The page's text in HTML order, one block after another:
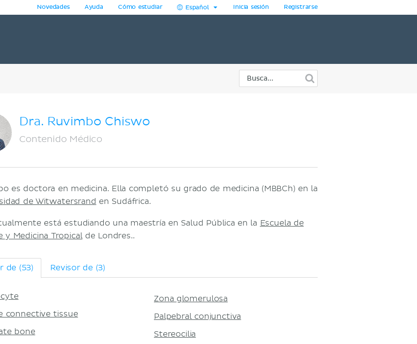
Novedades Ayuda Cómo estudiar Español Inicia sesión Registrarse
Dra. Ruvimbo Chiswo
Contenido Médico
es doctora en medicina. Ella completó su grado de medicina (MBBCh) en la
de Witwatersrand en Sudáfrica.
está estudiando una maestría en Salud Pública en la Escuela de
y Medicina Tropicalde Londres..
de (53) Revisor de (3)
connective tissue
bone
Zona glomerulosa
Palpebral conjunctiva
Stereocilia